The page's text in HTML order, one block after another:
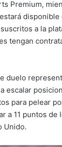
Premium,
disponible
a la
tengan
duelo
escalar
para pelear
a 11 puntos de
Unido.